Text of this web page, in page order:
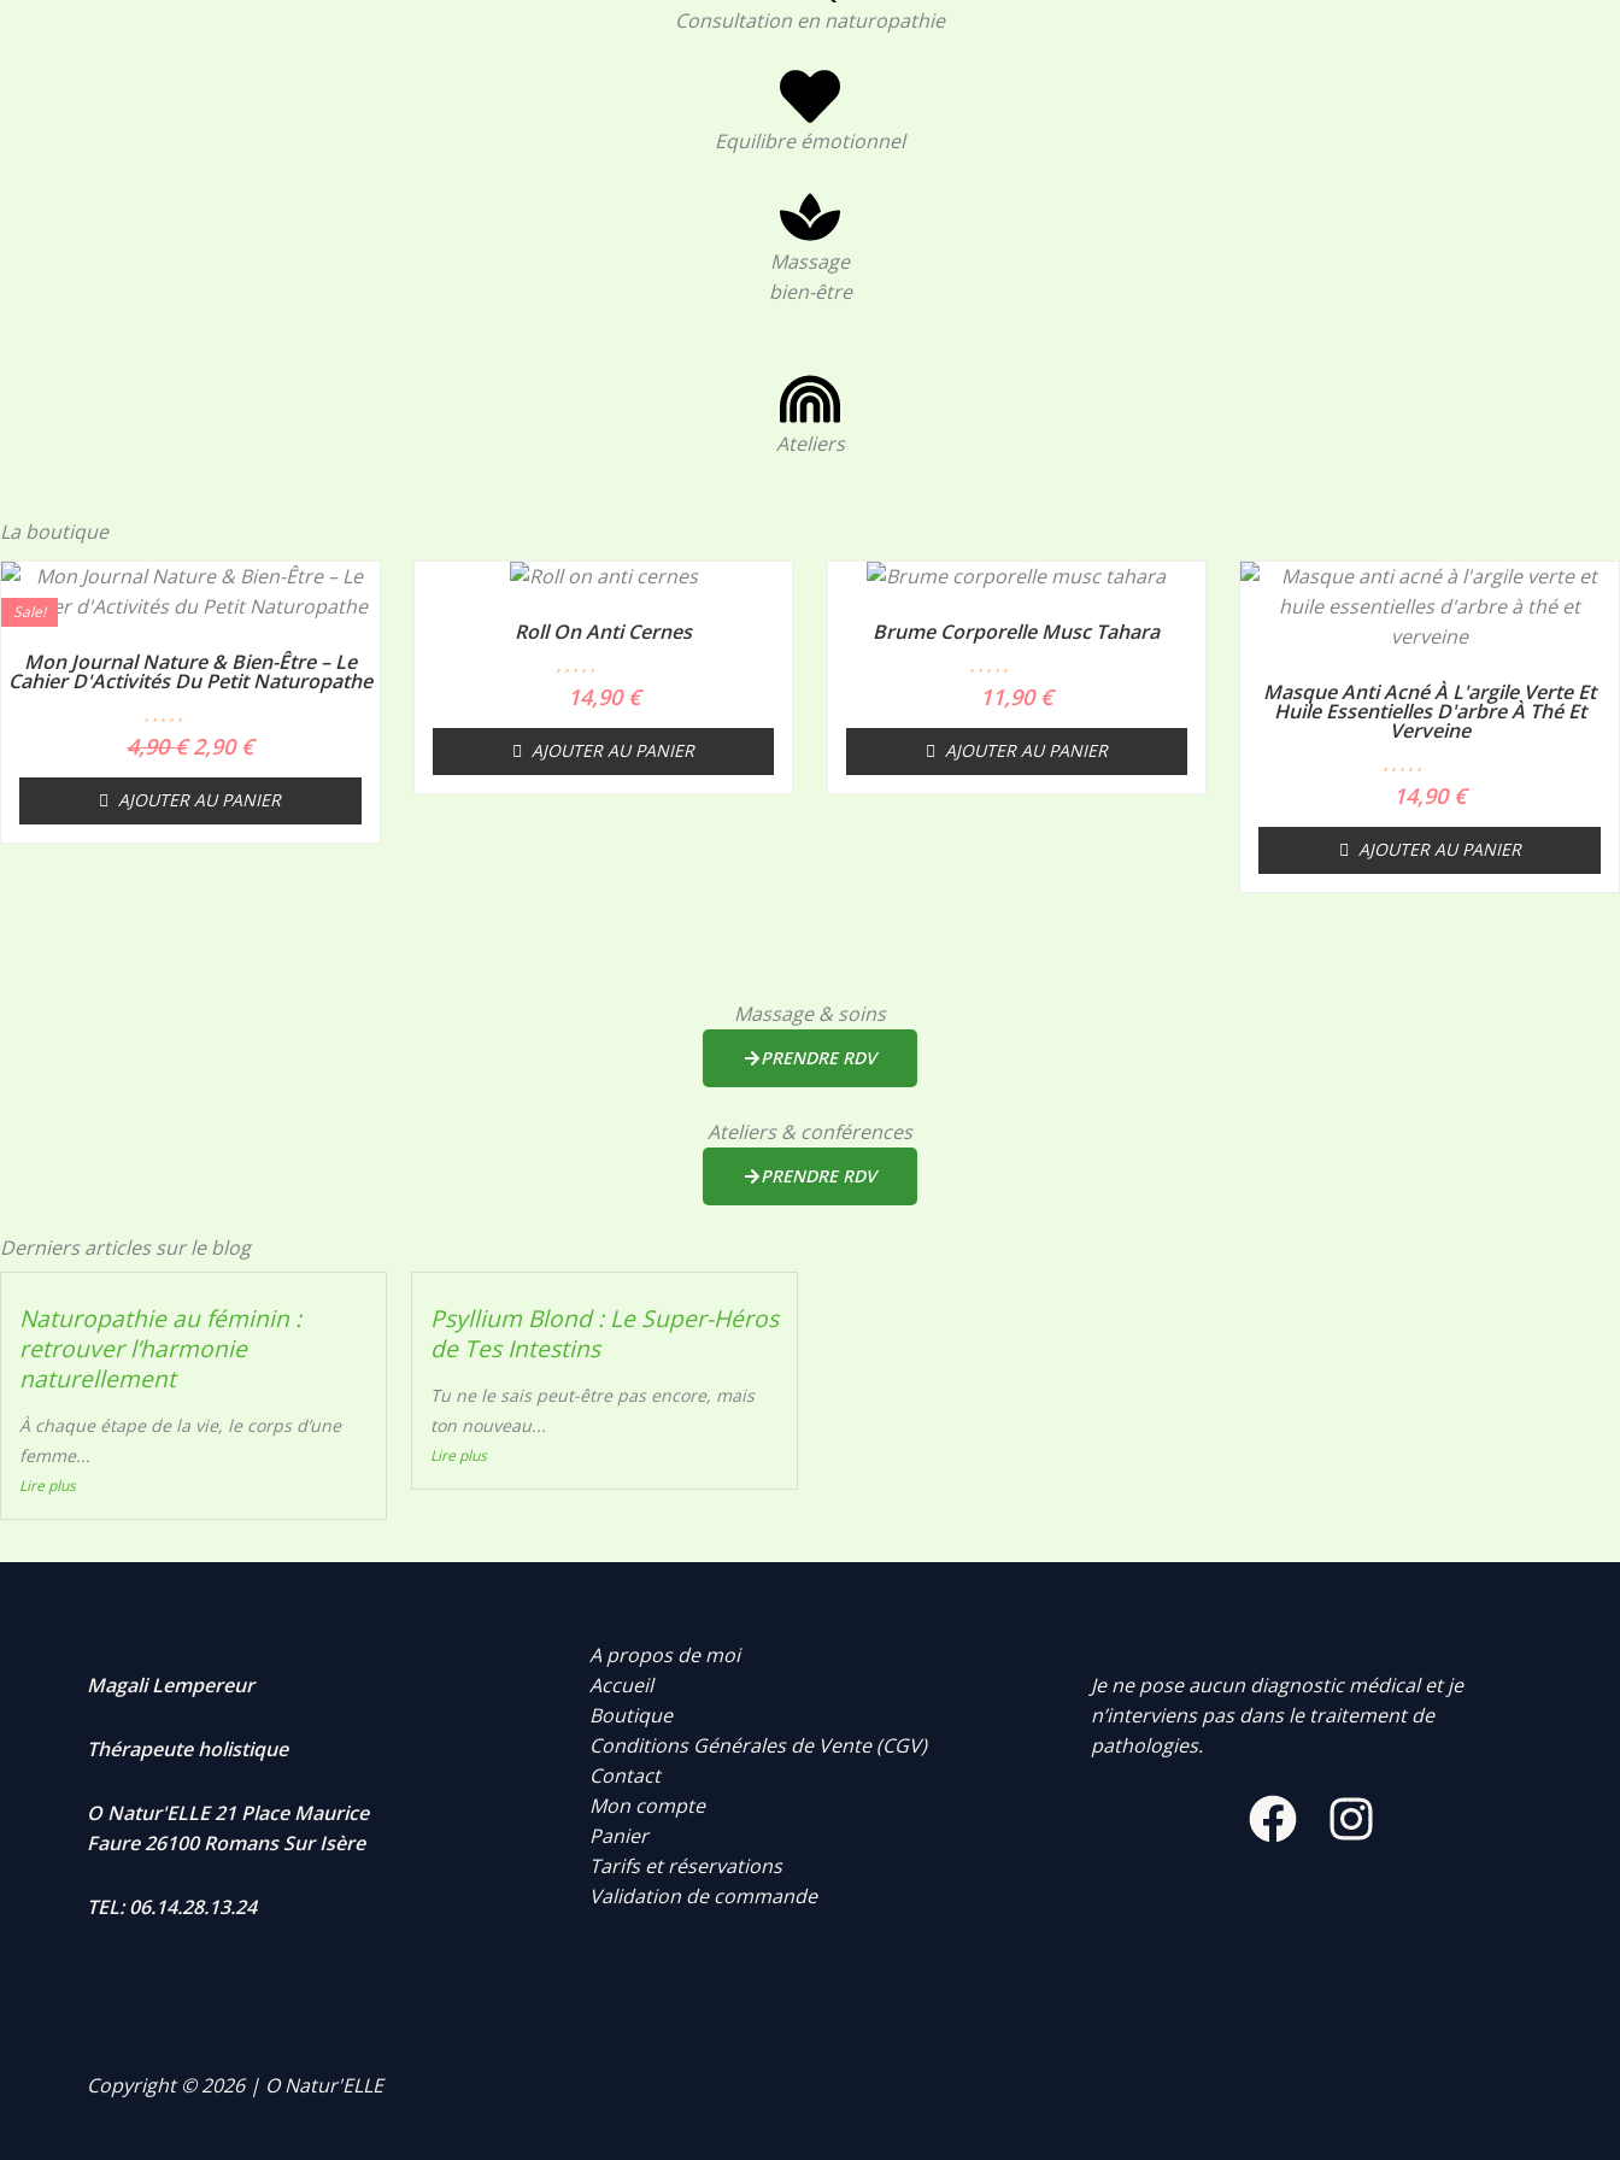
Consultation en naturopathie
Equilibre émotionnel
Massage
bien-être
Ateliers
La boutique
Mon Journal Nature & Bien-Être – Le
Cahier D'Activités Du Petit Naturopathe
N
o
0
s
Sale!
4,90€
Le
prix
initial
était :
4,90 €.
2,90€
Le
prix
actuel
est :
2,90 €.
AJOUTER AU PANIER
Roll On Anti Cernes
0
s
14,90€
AJOUTER AU PANIER
Brume Corporelle Musc Tahara
0
s
11,90€
AJOUTER AU PANIER
Masque Anti Acné À L'argile Verte Et
Huile Essentielles D'arbre À Thé Et
Verveine
0
s
14,90€
AJOUTER AU PANIER
Massage & soins
PRENDRE RDV
Ateliers & conférences
PRENDRE RDV
Derniers articles sur le blog
Naturopathie au féminin :
retrouver l’harmonie
naturellement
À chaque étape de la vie, le corps d’une
femme...
Lire plus
Psyllium Blond : Le Super-Héros
de Tes Intestins
Tu ne le sais peut-être pas encore, mais
ton nouveau...
Lire plus
Magali Lempereur
Thérapeute holistique
O Natur'ELLE 21 Place Maurice
Faure 26100 Romans Sur Isère
TEL: 06.14.28.13.24
A propos de moi
Accueil
Boutique
Conditions Générales de Vente (CGV)
Contact
Mon compte
Panier
Tarifs et réservations
Validation de commande
Je ne pose aucun diagnostic médical et je
n’interviens pas dans le traitement de
pathologies.
Copyright © 2026 | O Natur'ELLE